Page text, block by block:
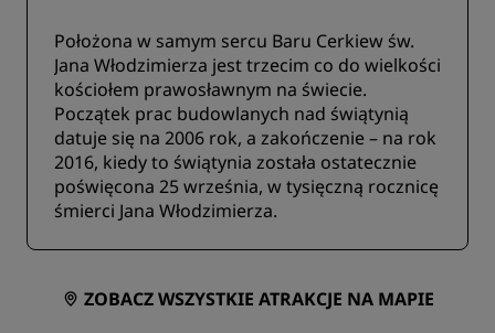
Położona w samym sercu Baru Cerkiew św.
Jana Włodzimierza jest trzecim co do wielkości
kościołem prawosławnym na świecie.
Początek prac budowlanych nad świątynią
datuje się na 2006 rok, a zakończenie – na rok
2016, kiedy to świątynia została ostatecznie
poświęcona 25 września, w tysięczną rocznicę
śmierci Jana Włodzimierza.
ZOBACZ WSZYSTKIE ATRAKCJE NA MAPIE